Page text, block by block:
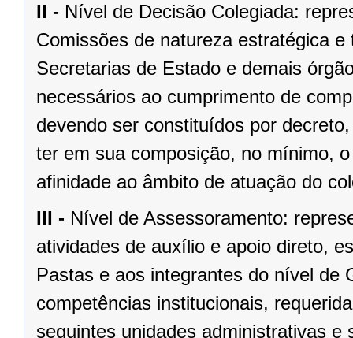
II - Nível de Decisão Colegiada:
Comissões de natureza estratégica
Secretarias de Estado e demais
necessários ao cumprimento de
devendo ser constituídos por
ter em sua composição, no mínimo,
afinidade ao âmbito de atuação do
III - Nível de Assessoramento:
atividades de auxílio e apoio direto,
Pastas e aos integrantes do nível de
competências institucionais,
seguintes unidades administrativas e